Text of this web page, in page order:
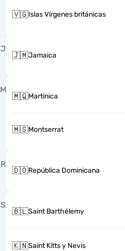
🇻🇬Islas Vírgenes británicas
J
🇯🇲Jamaica
M
🇲🇶Martinica
🇲🇸Montserrat
R
🇩🇴República Dominicana
S
🇧🇱Saint Barthélemy
🇰🇳Saint Kitts y Nevis